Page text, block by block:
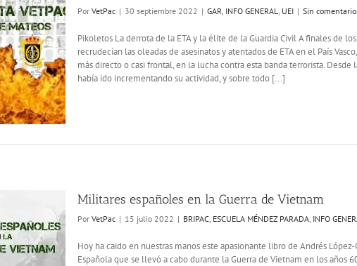
Por VetPac | 30 septiembre 2022 | GAR, INFO GENERAL, UEI | Sin
Pikoletos La derrota de la ETA y la élite de la Guardia Civil A finales de
recrudecían las oleadas de asesinatos y atentados de ETA en el País
más directo o casi frontal, en la lucha contra esta banda terrorista. Desde
había ido incrementando su actividad, y sobre todo [...]
Militares españoles en la Guerra de Vietnam
Por VetPac | 15 julio 2022 | BRIPAC, ESCUELA MÉNDEZ PARADA, INFO
Hoy ha caido en nuestras manos este apasionante libro de Andrés
Española que se llevó a cabo durante la Guerra de Vietnam en los años